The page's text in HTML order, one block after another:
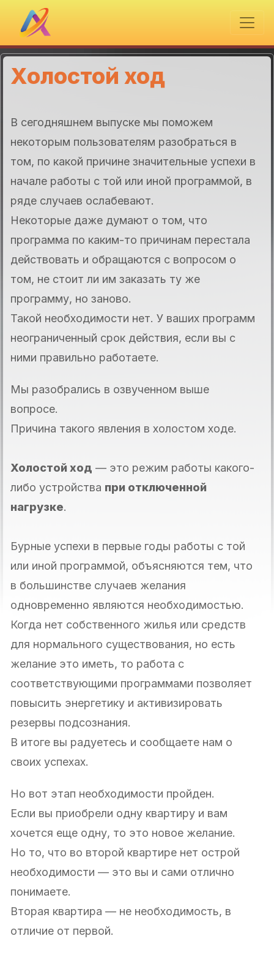
Холостой ход
В сегодняшнем выпуске мы поможем
некоторым пользователям разобраться в
том, по какой причине значительные успехи в
начале работы с той или иной программой, в
ряде случаев ослабевают.
Некоторые даже думают о том, что
программа по каким-то причинам перестала
действовать и обращаются с вопросом о
том, не стоит ли им заказать ту же
программу, но заново.
Такой необходимости нет. У ваших программ
неограниченный срок действия, если вы с
ними правильно работаете.
Мы разобрались в озвученном выше
вопросе.
Причина такого явления в холостом ходе.
Холостой ход — это режим работы какого-
либо устройства при отключенной
нагрузке.
Бурные успехи в первые годы работы с той
или иной программой, объясняются тем, что
в большинстве случаев желания
одновременно являются необходимостью.
Когда нет собственного жилья или средств
для нормального существования, но есть
желание это иметь, то работа с
соответствующими программами позволяет
повысить энергетику и активизировать
резервы подсознания.
В итоге вы радуетесь и сообщаете нам о
своих успехах.
Но вот этап необходимости пройден.
Если вы приобрели одну квартиру и вам
хочется еще одну, то это новое желание.
Но то, что во второй квартире нет острой
необходимости — это вы и сами отлично
понимаете.
Вторая квартира — не необходимость, в
отличие от первой.